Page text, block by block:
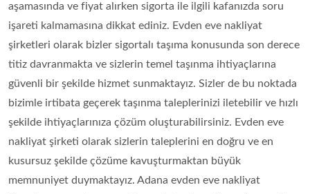
aşamasında ve fiyat alırken sigorta ile ilgili kafanızda soru
işareti kalmamasına dikkat ediniz. Evden eve nakliyat
şirketleri olarak bizler sigortalı taşıma konusunda son derece
titiz davranmakta ve sizlerin temel taşınma ihtiyaçlarına
güvenli bir şekilde hizmet sunmaktayız. Sizler de bu noktada
bizimle irtibata geçerek taşınma taleplerinizi iletebilir ve hızlı
şekilde ihtiyaçlarınıza çözüm oluşturabilirsiniz. Evden eve
nakliyat şirketi olarak sizlerin taleplerini en doğru ve en
kusursuz şekilde çözüme kavuşturmaktan büyük
memnuniyet duymaktayız. Adana evden eve nakliyat